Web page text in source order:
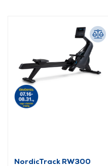
NordicTrack RW300